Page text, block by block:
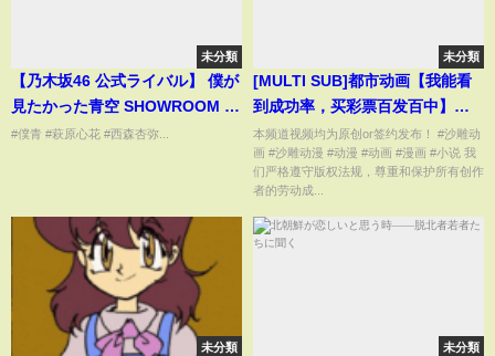
未分類
【乃木坂46 公式ライバル】 僕が
見たかった青空 SHOWROOM リ
レー配信 #12 (1080p HD) 2023
#僕青 #萩原心花 #西森杏弥...
未分類
[MULTI SUB]都市动画【我能看
到成功率，买彩票百发百中】他
买的每张彩票都会中奖，只因他
能看到任何事件的成功率！#沙雕
轻漫 #SDQM
本频道视频均为原创or签约发布！ #沙雕动
画 #沙雕动漫 #动漫 #动画 #漫画 #小说 我
们严格遵守版权法规，尊重和保护所有创作
者的劳动成...
未分類 未分類